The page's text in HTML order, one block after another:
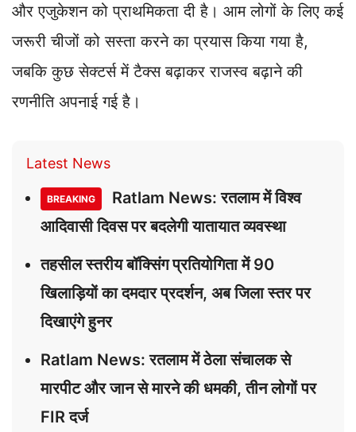
और एजुकेशन को प्राथमिकता दी है। आम लोगों के लिए कई
जरूरी चीजों को सस्ता करने का प्रयास किया गया है,
जबकि कुछ सेक्टर्स में टैक्स बढ़ाकर राजस्व बढ़ाने की
रणनीति अपनाई गई है।
Latest News
BREAKING
Ratlam News: रतलाम में विश्व
आदिवासी दिवस पर बदलेगी यातायात व्यवस्था
तहसील स्तरीय बॉक्सिंग प्रतियोगिता में 90
खिलाड़ियों का दमदार प्रदर्शन, अब जिला स्तर पर
दिखाएंगे हुनर
Ratlam News: रतलाम में ठेला संचालक से
मारपीट और जान से मारने की धमकी, तीन लोगों पर
FIR दर्ज